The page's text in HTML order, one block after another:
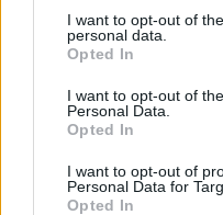
not limited to your visit or
grant or deny consent to
use your data for below
consent section.
I want to opt-out of
personal data.
Opted In
I want to opt-out of
Personal Data.
Opted In
I want to opt-out of
Personal Data for
Opted In